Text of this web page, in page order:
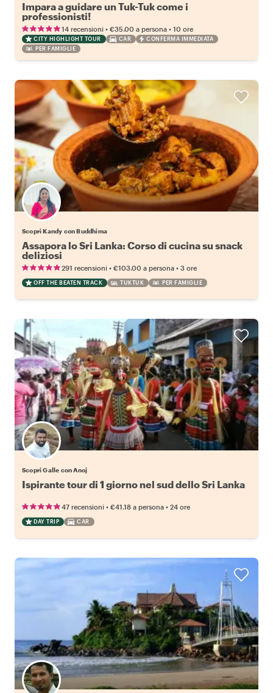
Impara a guidare un Tuk-Tuk come i
professionisti!
14 recensioni • €35.00 a persona • 10 ore
CITY HIGHLIGHT TOUR CAR
CONFERMA IMMEDIATA
PER FAMIGLIE
Scopri Kandy con Buddhima
Assapora lo Sri Lanka: Corso di cucina su snack
deliziosi
291 recensioni • €103.00 a persona • 3 ore
OFF THE BEATEN TRACK TUKTUK PER FAMIGLIE
Scopri Galle con Anoj
Ispirante tour di 1 giorno nel sud dello Sri Lanka
47 recensioni • €41.18 a persona • 24 ore
DAY TRIP CAR